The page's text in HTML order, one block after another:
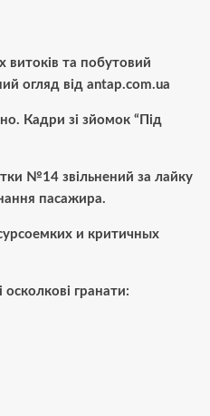
та побутовий
огляд від antap.com.ua
Кадри зі зйомок “Під
№14 звільнений за лайку
пасажира.
и критичных
гранати: